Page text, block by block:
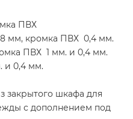
ПВХ
мм, кромка ПВХ 0,4 мм.
ПВХ 1 мм. и 0,4 мм.
и 0,4 мм.
закрытого шкафа для
с дополнением под